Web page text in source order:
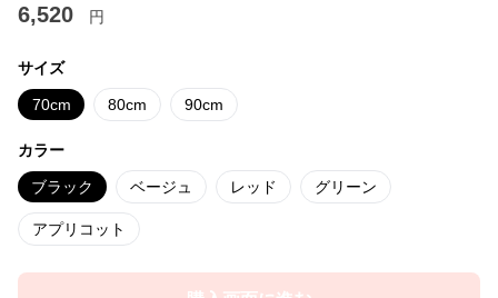
6,520 円
サイズ
70cm 80cm 90cm
カラー
ブラック ベージュ レッド グリーン
アプリコット